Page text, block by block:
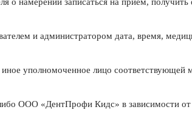
и администратором дата, время,
уполномоченное лицо соответствующей
ООО «ДентПрофи Кидс» в зависимости от